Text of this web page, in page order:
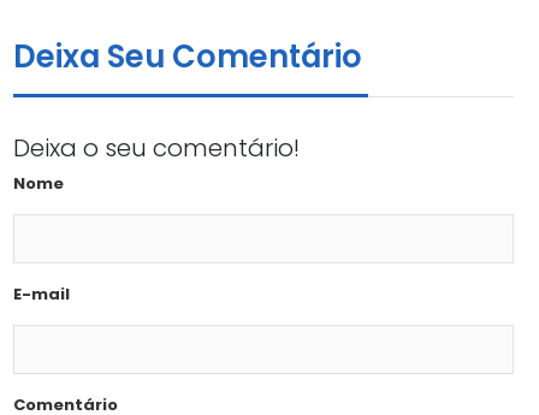
Deixa Seu Comentário
Deixa o seu comentário!
Nome
E-mail
Comentário